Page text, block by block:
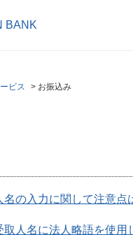
ビス > お振込み
の入力に関して注意点
人名に法人略語を使